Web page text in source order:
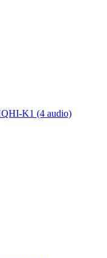
K1 (4 audio)